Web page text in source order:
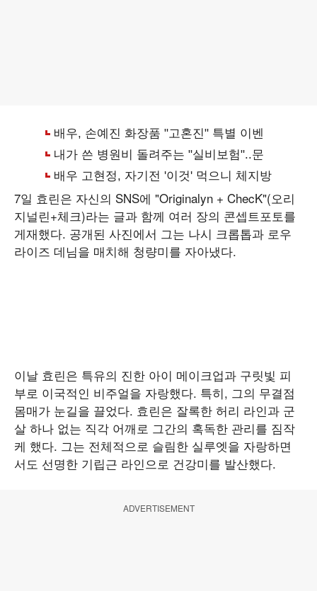
7일 효린은 자신의 SNS에 "Originalyn + ChecK"(오리
지널린+체크)라는 글과 함께 여러 장의 콘셉트포토를
게재했다. 공개된 사진에서 그는 나시 크롭톱과 로우
라이즈 데님을 매치해 청량미를 자아냈다.
이날 효린은 특유의 진한 아이 메이크업과 구릿빛 피
부로 이국적인 비주얼을 자랑했다. 특히, 그의 무결점
몸매가 눈길을 끌었다. 효린은 잘록한 허리 라인과 군
살 하나 없는 직각 어깨로 그간의 혹독한 관리를 짐작
케 했다. 그는 전체적으로 슬림한 실루엣을 자랑하면
서도 선명한 기립근 라인으로 건강미를 발산했다.
ADVERTISEMENT